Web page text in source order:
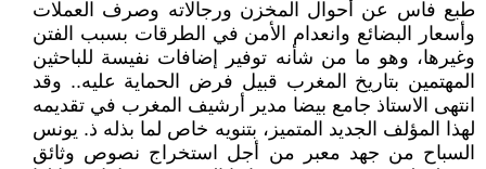
طبع فاس عن أحوال المخزن ورجالاته وصرف العملات
وأسعار البضائع وانعدام الأمن في الطرقات بسبب الفتن
وغيرها، وهو ما من شأنه توفير إضافات نفيسة للباحثين
المهتمين بتاريخ المغرب قبيل فرض الحماية عليه.. وقد
انتهى الاستاذ جامع بيضا مدير أرشيف المغرب في تقديمه
لهذا المؤلف الجديد المتميز، بتنويه خاص لما بذله ذ. يونس
السباح من جهد معبر من أجل استخراج نصوص وثائق